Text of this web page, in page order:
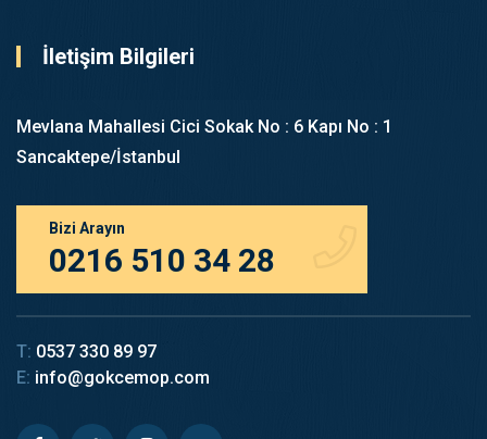
İletişim Bilgileri
Mevlana Mahallesi Cici Sokak No : 6 Kapı No : 1
Sancaktepe/İstanbul
Bizi Arayın
0216 510 34 28
T: 0537 330 89 97
E: info@gokcemop.com